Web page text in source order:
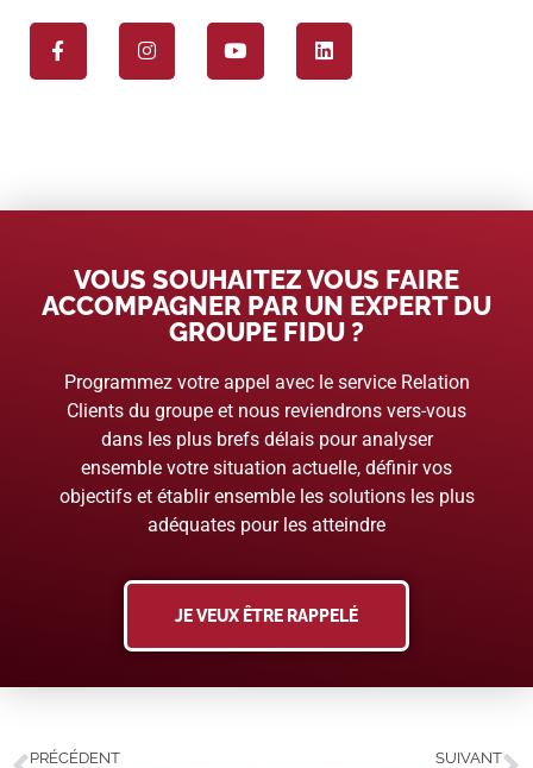
VOUS SOUHAITEZ VOUS FAIRE
ACCOMPAGNER PAR UN EXPERT DU
GROUPE FIDU ?
Programmez votre appel avec le service Relation
Clients du groupe et nous reviendrons vers-vous
dans les plus brefs délais pour analyser
ensemble votre situation actuelle, définir vos
objectifs et établir ensemble les solutions les plus
adéquates pour les atteindre
JE VEUX ÊTRE RAPPELÉ
PRÉCÉDENT SUIVANT